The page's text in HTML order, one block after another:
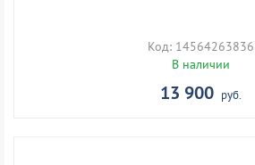
Код: 14564263836
В наличии
13 900 руб.